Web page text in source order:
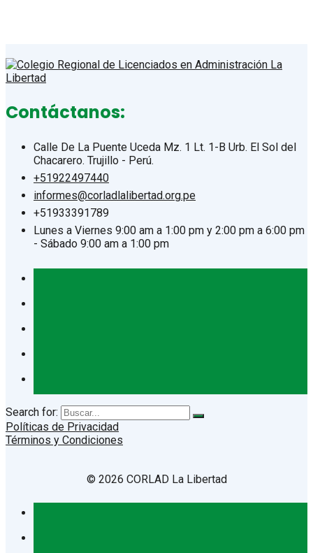
Contáctanos:
Calle De La Puente Uceda Mz. 1 Lt. 1-B Urb. El Sol del
Chacarero. Trujillo - Perú.
+51922497440
informes@corladlalibertad.org.pe
+51933391789
Lunes a Viernes 9:00 am a 1:00 pm y 2:00 pm a 6:00 pm
- Sábado 9:00 am a 1:00 pm
Search for:
Políticas de Privacidad
Términos y Condiciones
© 2026 CORLAD La Libertad